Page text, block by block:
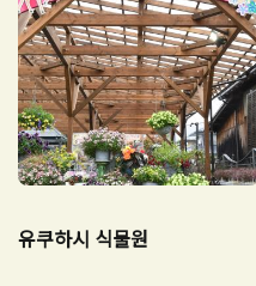
유쿠하시 식물원